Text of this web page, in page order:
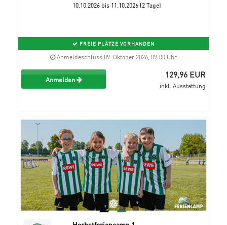
10.10.2026 bis 11.10.2026 (2 Tage)
FREIE PLÄTZE VORHANDEN
Anmeldeschluss 09. Oktober 2026, 09:00 Uhr
Anmelden 129,96 EUR
inkl. Ausstattung